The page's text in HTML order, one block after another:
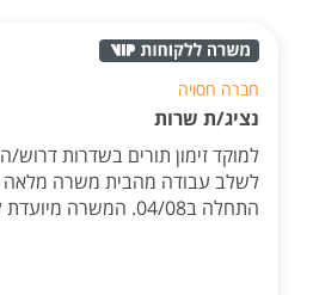
חברה חסויה
נציג/ת שרות
למוקד זימון תורים בשדרות דרוש/
התחלה ב04/08. המשרה מיועדת לנשים ולגברים כאחד.